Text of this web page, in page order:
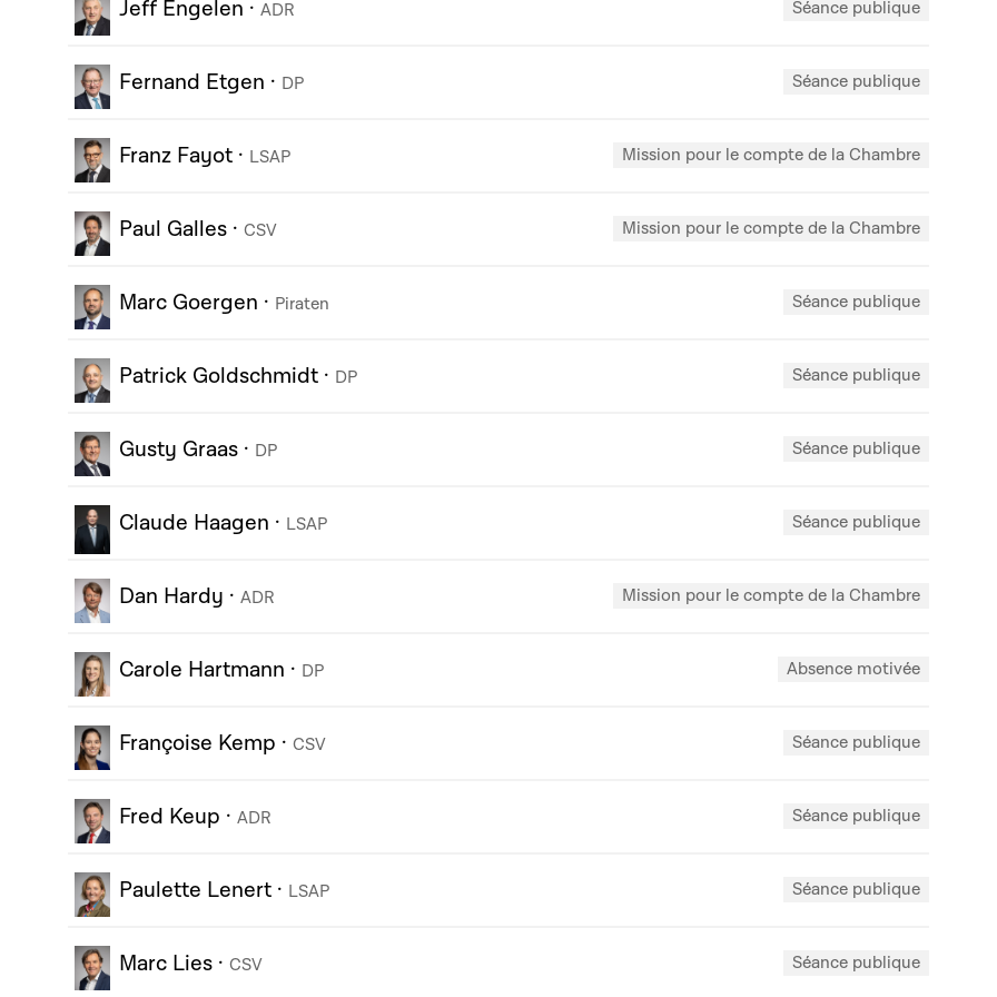
Jeff Engelen · ADR Séance publique
Fernand Etgen · DP Séance publique
Franz Fayot · LSAP Mission pour le compte de la Chambre
Paul Galles · CSV Mission pour le compte de la Chambre
Marc Goergen · Piraten Séance publique
Patrick Goldschmidt · DP Séance publique
Gusty Graas · DP Séance publique
Claude Haagen · LSAP Séance publique
Dan Hardy · ADR Mission pour le compte de la Chambre
Carole Hartmann · DP Absence motivée
Françoise Kemp · CSV Séance publique
Fred Keup · ADR Séance publique
Paulette Lenert · LSAP Séance publique
Marc Lies · CSV Séance publique